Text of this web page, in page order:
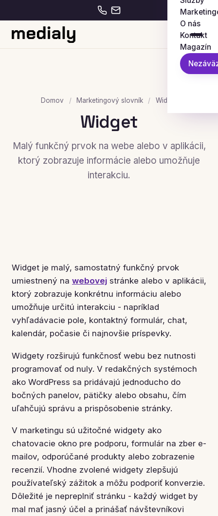
O nás
Kontakt
Magazín
Domov / Marketingový slovník / Widget
Widget
Malý funkčný prvok na webe alebo v aplikácii,
ktorý zobrazuje informácie alebo umožňuje
interakciu.
Widget je malý, samostatný funkčný prvok
umiestnený na webovej stránke alebo v aplikácii,
ktorý zobrazuje konkrétnu informáciu alebo
umožňuje určitú interakciu - napríklad
vyhľadávacie pole, kontaktný formulár, chat,
kalendár, počasie či najnovšie príspevky.
Widgety rozširujú funkčnosť webu bez nutnosti
programovať od nuly. V redakčných systémoch
ako WordPress sa pridávajú jednoducho do
bočných panelov, pätičky alebo obsahu, čím
uľahčujú správu a prispôsobenie stránky.
V marketingu sú užitočné widgety ako
chatovacie okno pre podporu, formulár na zber e-
mailov, odporúčané produkty alebo zobrazenie
recenzií. Vhodne zvolené widgety zlepšujú
používateľský zážitok a môžu podporiť konverzie.
Dôležité je nepreplniť stránku - každý widget by
mal mať jasný účel a prinášať návštevníkovi